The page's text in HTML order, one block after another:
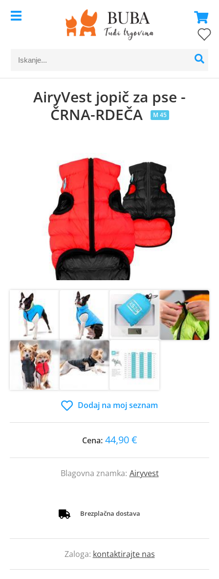
AiryVest jopič za pse -
ČRNA-RDEČA
M 45
Dodaj na moj seznam
Cena: 44,90 €
Blagovna znamka: Airyvest
Brezplačna dostava
Zaloga: kontaktirajte nas